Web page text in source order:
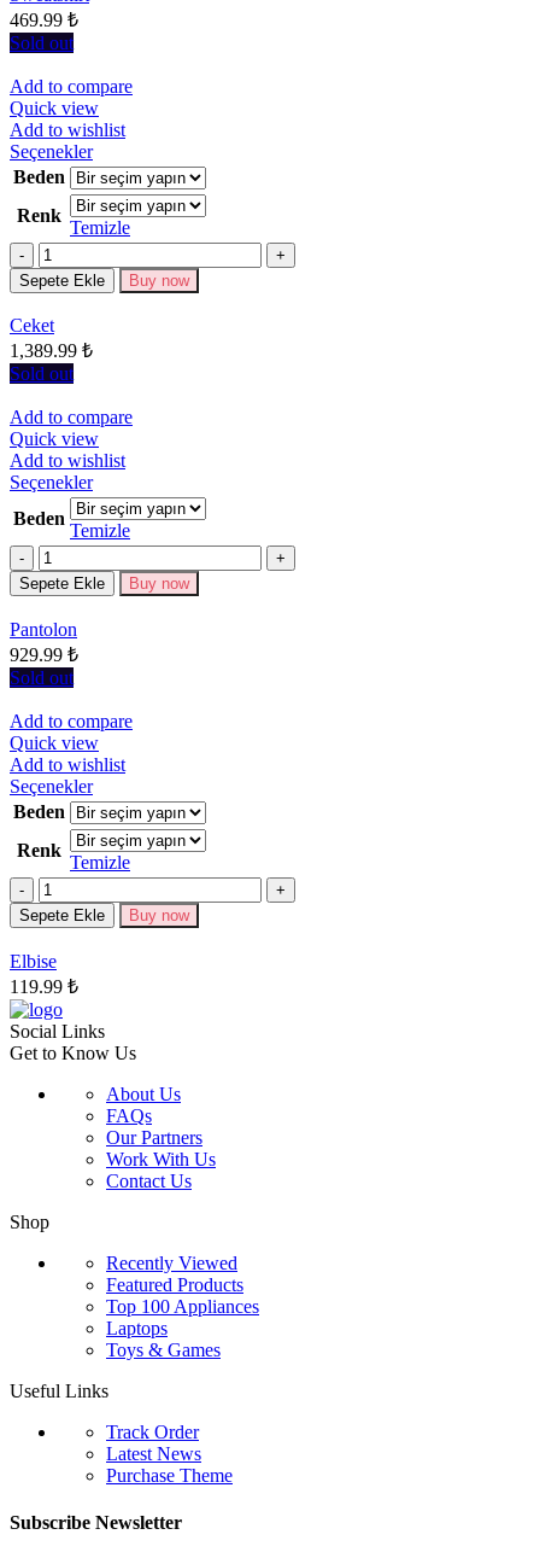
469.99 ₺
Sold out
Add to compare
Quick view
Add to wishlist
SeçeneklerBu
ürünün
birden
fazla
varyasyonu
Seçenekler
seçilebilir
Beden
Renk
Temizle
Miktar
Sepete Ekle Buy now
Ceket
1,389.99 ₺
Sold out
Add to compare
Quick view
Add to wishlist
SeçeneklerBu
ürünün
birden
fazla
varyasyonu
var.
Beden
Temizle
Miktar
Sepete Ekle Buy now
Pantolon
929.99 ₺
Sold out
Add to compare
Quick view
Add to wishlist
SeçeneklerBu
ürünün
birden
fazla
varyasyonu
Seçenekler
Beden
Renk
Temizle
Miktar
Sepete Ekle Buy now
Elbise
119.99 ₺
Social Links
Get to Know Us
About Us
FAQs
Our Partners
Work With Us
Contact Us
Shop
Recently Viewed
Featured Products
Top 100 Appliances
Laptops
Toys & Games
Useful Links
Track Order
Latest News
Purchase Theme
Subscribe Newsletter